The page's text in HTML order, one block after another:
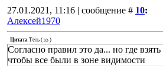
27.01.2021, 11:16 | сообщение # 10:
Алексей1970
Цитата Тель ( )
Согласно правил это да... но где
чтобы все были в зоне видимости